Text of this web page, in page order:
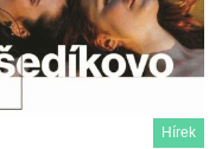
Hírek